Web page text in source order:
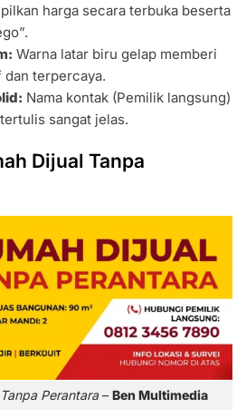
harga secara terbuka beserta
Warna latar biru gelap memberi
terpercaya.
Nama kontak (Pemilik langsung)
sangat jelas.
Dijual Tanpa
Perantara – Ben Multimedia